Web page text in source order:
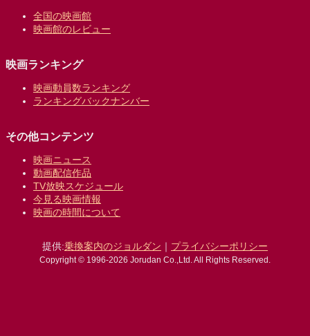
全国の映画館
映画館のレビュー
映画ランキング
映画動員数ランキング
ランキングバックナンバー
その他コンテンツ
映画ニュース
動画配信作品
TV放映スケジュール
今見る映画情報
映画の時間について
提供:乗換案内のジョルダン ｜ プライバシーポリシー
Copyright © 1996-2026 Jorudan Co.,Ltd. All Rights Reserved.